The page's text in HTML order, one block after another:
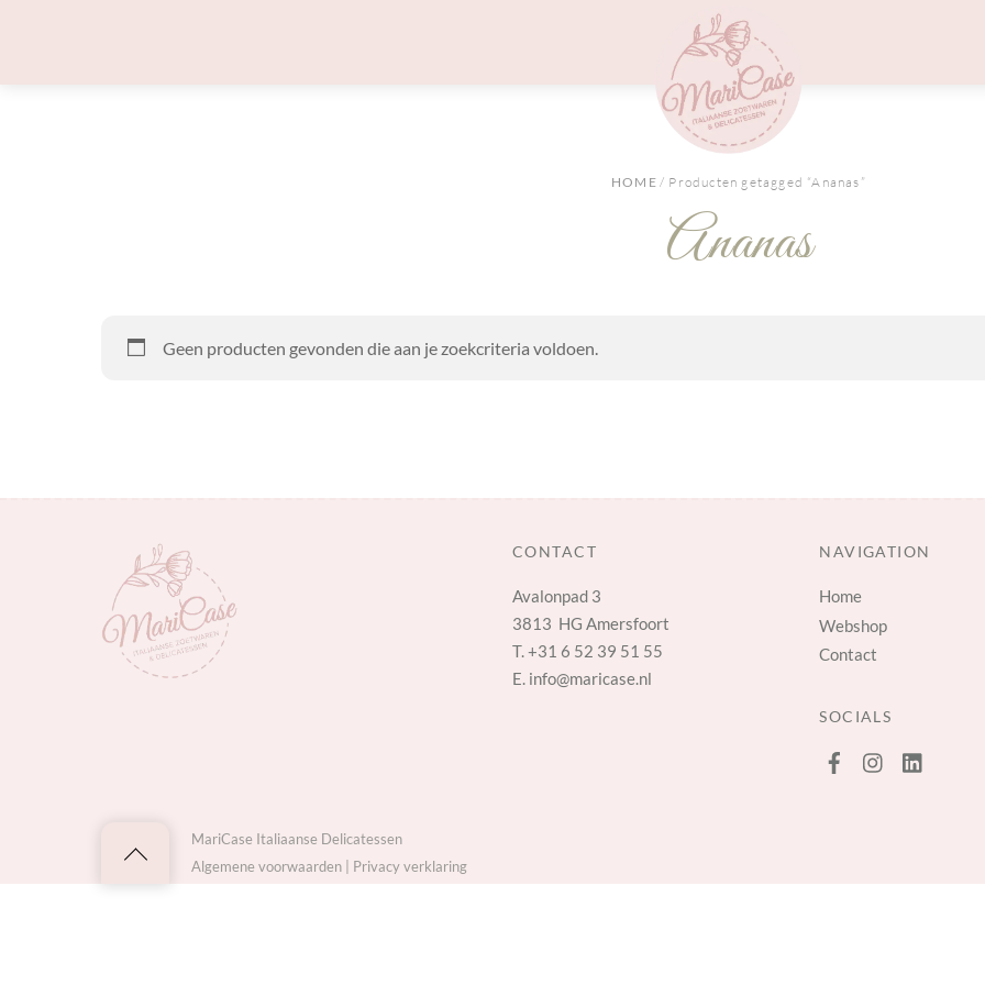
Menu
HOME/ Producten getagged “Ananas”
Ananas
Geen producten gevonden die aan je zoekcriteria voldoen.
CONTACT
Avalonpad 3
3813 HG Amersfoort
T.+31 6 52 39 51 55
E. info@maricase.nl
NAVIGATION
Home
Webshop
Contact
SOCIALS
Back
MariCase Italiaanse Delicatessen
Algemene voorwaarden| Privacy verklaring